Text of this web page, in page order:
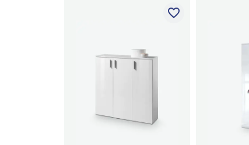
favorite_border